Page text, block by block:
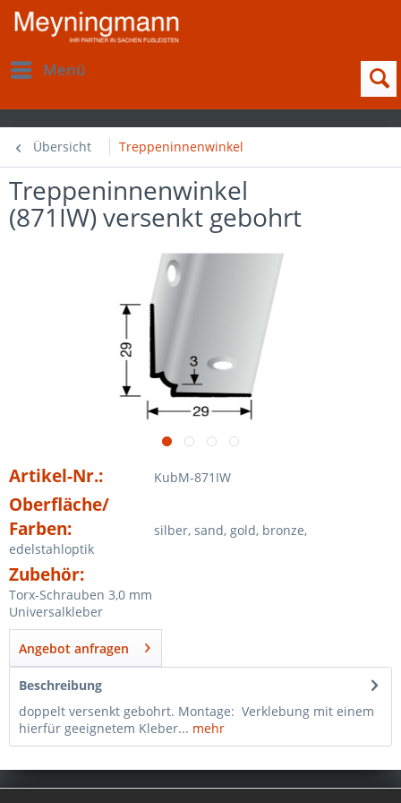
Menü
Übersicht Treppeninnenwinkel
Treppeninnenwinkel
(871IW) versenkt gebohrt
Artikel-Nr.: KubM-871IW
Oberfläche/
Farben:
silber, sand, gold, bronze,
edelstahloptik
Zubehör:
Torx-Schrauben 3,0 mm
Universalkleber
Angebot anfragen
Beschreibung
doppelt versenkt gebohrt. Montage: Verklebung mit einem
hierfür geeignetem Kleber... mehr